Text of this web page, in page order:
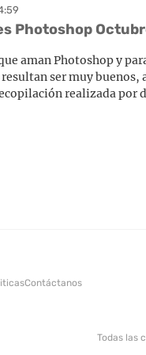
Photoshop
aman Photoshop y
ser muy buenos,
realizada por
Contáctanos
Todas las